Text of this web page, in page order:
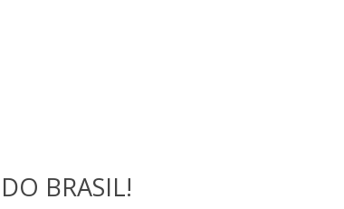
BRASIL!